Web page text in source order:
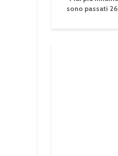
sono passati